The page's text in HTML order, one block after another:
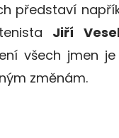
představí
Jiří
všech jmen
změnám.